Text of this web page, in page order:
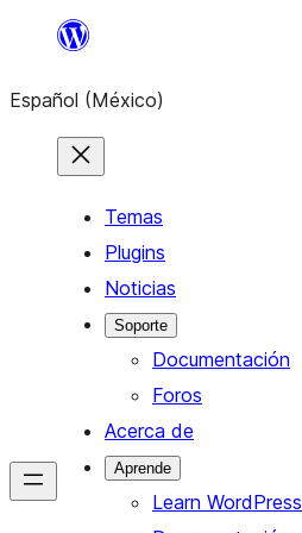
Saltar
contenido
Español (México)
Temas
Plugins
Noticias
Soporte
Documentación
Foros
Acerca de
Aprende
Learn WordPress